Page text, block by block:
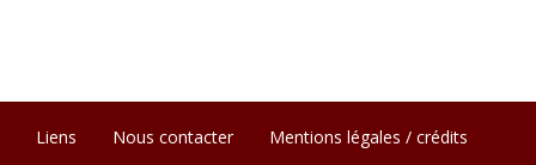
Liens Nous contacter
Mentions légales / crédits